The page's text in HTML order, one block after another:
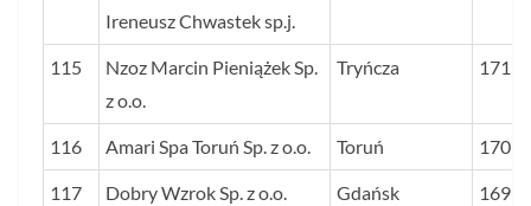
Ireneusz Chwastek sp.j.
115
Nzoz Marcin Pieniążek Sp.
z o.o.
Tryńcza 171
116 Amari Spa Toruń Sp. z o.o. Toruń 170
117 Dobry Wzrok Sp. z o.o. Gdańsk 169